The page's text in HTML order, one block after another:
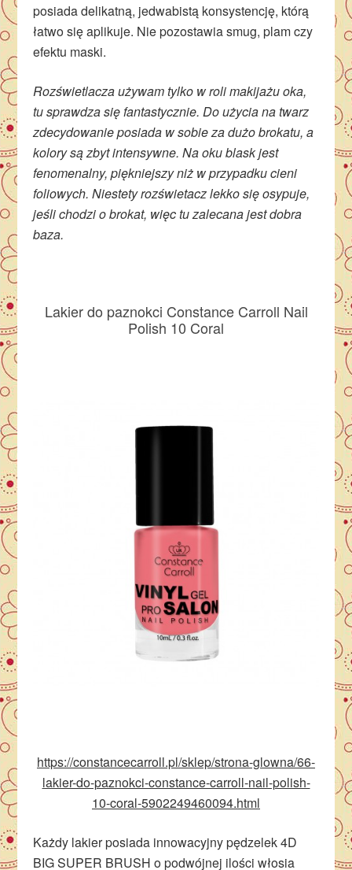
posiada delikatną, jedwabistą konsystencję, którą
łatwo się aplikuje. Nie pozostawia smug, plam czy
efektu maski.
Rozświetlacza używam tylko w roli makijażu oka,
tu sprawdza się fantastycznie. Do użycia na twarz
zdecydowanie posiada w sobie za dużo brokatu, a
kolory są zbyt intensywne. Na oku blask jest
fenomenalny, piękniejszy niż w przypadku cieni
foliowych. Niestety rozświetacz lekko się osypuje,
jeśli chodzi o brokat, więc tu zalecana jest dobra
baza.
Lakier do paznokci Constance Carroll Nail
Polish 10 Coral
https://constancecarroll.pl/sklep/strona-glowna/66-
lakier-do-paznokci-constance-carroll-nail-polish-
10-coral-5902249460094.html
Każdy lakier posiada innowacyjny pędzelek 4D
BIG SUPER BRUSH o podwójnej ilości włosia